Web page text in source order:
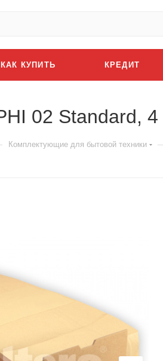
КАК КУПИТЬ КРЕДИТ
02 Standard,
Комплектующие для бытовой техники